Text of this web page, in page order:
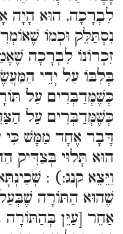
לִבְרָכָה, הוּא הָיָה
נִסְתַּלֵּק וּכְמוֹ
זִכְרוֹנוֹ לִבְרָכָה
בְּלִבּוֹ עַל יְדֵי
כְּשֶׁמְּדַבְּרִים עַל
כְּשֶׁמְּדַבְּרִים עַל
דָּבָר אֶחָד מַמָּשׁ כִּי
הוּא תָּלוּי בְּצַדִּיק
וַיֵּצֵא קנג:) :
שֶׁהוּא הַתּוֹרָה
אַחֵר [עַיֵּן בְּהַתּוֹרָה